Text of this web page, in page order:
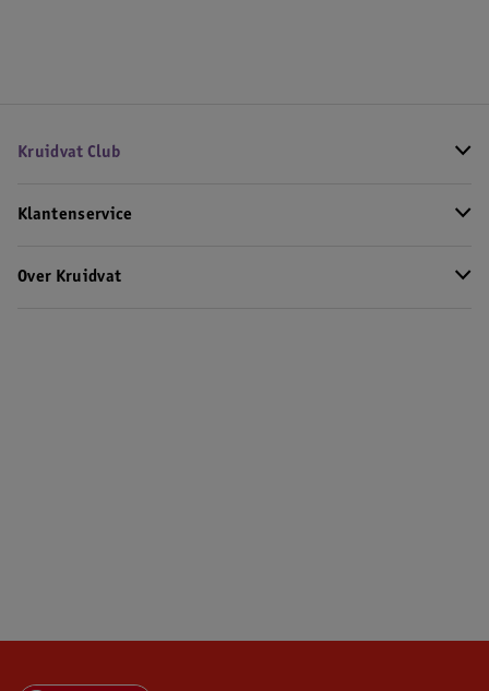
Kruidvat Club
Klantenservice
Over Kruidvat